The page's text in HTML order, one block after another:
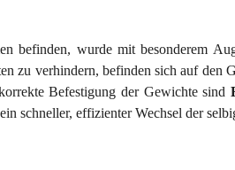
befinden, wurde mit besonderem
zu verhindern, befinden sich auf den
Befestigung der Gewichte sind
schneller, effizienter Wechsel der